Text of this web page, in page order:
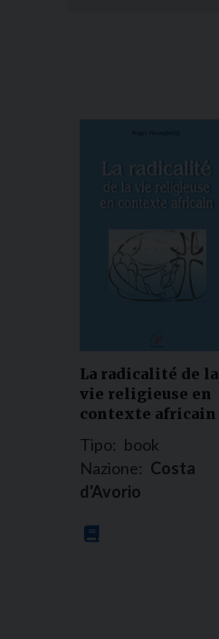
La radicalité de la
vie religieuse en
contexte africain
Tipo: book
Nazione: Costa
d'Avorio